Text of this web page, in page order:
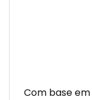
Com base em